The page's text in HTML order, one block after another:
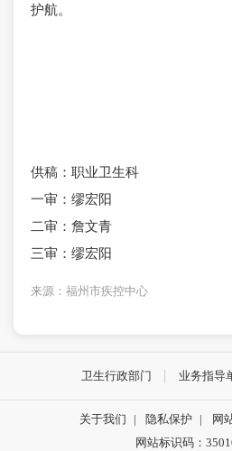
护航。
供稿：职业卫生科
一审：缪宏阳
二审：詹文青
三审：缪宏阳
来源：福州市疾控中心
卫生行政部门 业务指导
关于我们 | 隐私保护 | 网
网站标识码：